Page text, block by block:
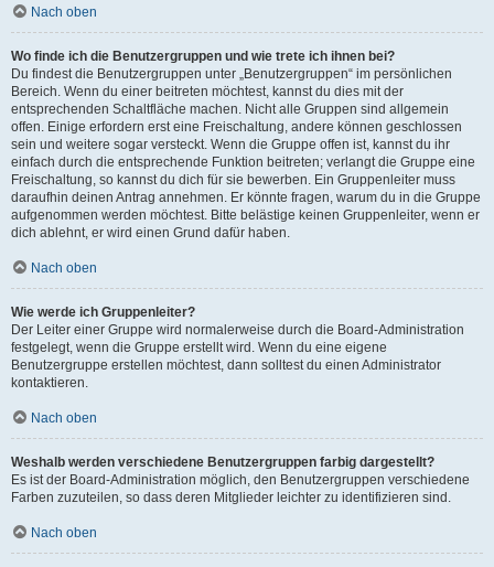
Nach oben
Wo finde ich die Benutzergruppen und wie trete ich ihnen bei?
Du findest die Benutzergruppen unter „Benutzergruppen“ im persönlichen
Bereich. Wenn du einer beitreten möchtest, kannst du dies mit der
entsprechenden Schaltfläche machen. Nicht alle Gruppen sind allgemein
offen. Einige erfordern erst eine Freischaltung, andere können geschlossen
sein und weitere sogar versteckt. Wenn die Gruppe offen ist, kannst du ihr
einfach durch die entsprechende Funktion beitreten; verlangt die Gruppe eine
Freischaltung, so kannst du dich für sie bewerben. Ein Gruppenleiter muss
daraufhin deinen Antrag annehmen. Er könnte fragen, warum du in die Gruppe
aufgenommen werden möchtest. Bitte belästige keinen Gruppenleiter, wenn er
dich ablehnt, er wird einen Grund dafür haben.
Nach oben
Wie werde ich Gruppenleiter?
Der Leiter einer Gruppe wird normalerweise durch die Board-Administration
festgelegt, wenn die Gruppe erstellt wird. Wenn du eine eigene
Benutzergruppe erstellen möchtest, dann solltest du einen Administrator
kontaktieren.
Nach oben
Weshalb werden verschiedene Benutzergruppen farbig dargestellt?
Es ist der Board-Administration möglich, den Benutzergruppen verschiedene
Farben zuzuteilen, so dass deren Mitglieder leichter zu identifizieren sind.
Nach oben